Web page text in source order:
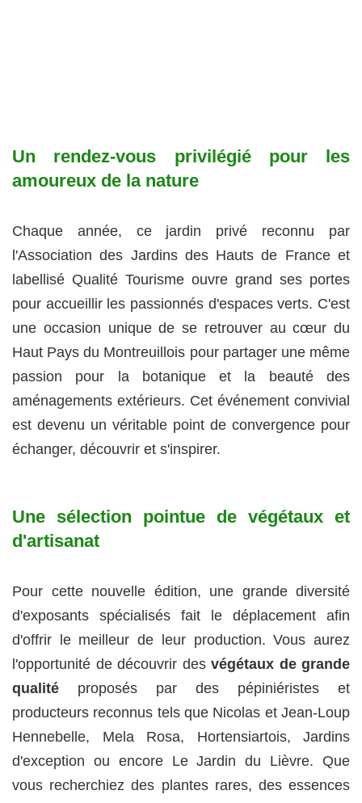
Un rendez-vous privilégié pour les
amoureux de la nature
Chaque année, ce jardin privé reconnu par
l'Association des Jardins des Hauts de France et
labellisé Qualité Tourisme ouvre grand ses portes
pour accueillir les passionnés d'espaces verts. C'est
une occasion unique de se retrouver au cœur du
Haut Pays du Montreuillois pour partager une même
passion pour la botanique et la beauté des
aménagements extérieurs. Cet événement convivial
est devenu un véritable point de convergence pour
échanger, découvrir et s'inspirer.
Une sélection pointue de végétaux et
d'artisanat
Pour cette nouvelle édition, une grande diversité
d'exposants spécialisés fait le déplacement afin
d'offrir le meilleur de leur production. Vous aurez
l'opportunité de découvrir des végétaux de grande
qualité proposés par des pépiniéristes et
producteurs reconnus tels que Nicolas et Jean-Loup
Hennebelle, Mela Rosa, Hortensiartois, Jardins
d'exception ou encore Le Jardin du Lièvre. Que
vous recherchiez des plantes rares, des essences